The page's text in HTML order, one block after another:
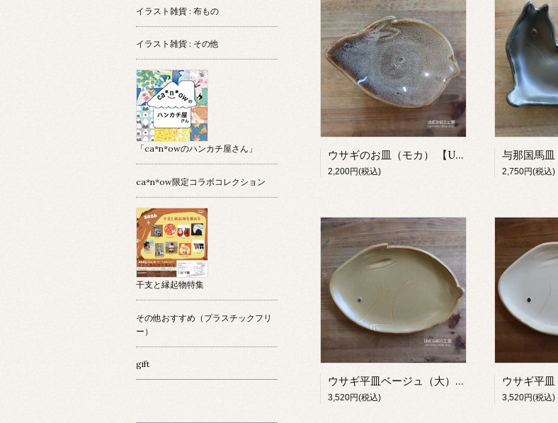
ウサギのお皿（モカ） 【UMESHISO工房】
2,200円(税込) 2,750円(税込)
ウサギ平皿ベージュ（大）【UMESHISO工房】
3,520円(税込) 3,520円(税込)
イラスト雑貨 : 布もの
イラスト雑貨 : その他
「ca*n*owのハンカチ屋さん」
ca*n*ow限定コラボコレクション
干支と縁起物特集
その他おすすめ（プラスチックフリ
ー）
gift